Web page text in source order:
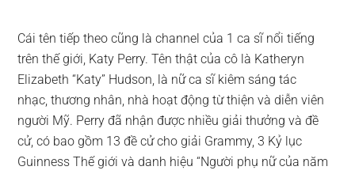
Cái tên tiếp theo cũng là channel của 1 ca sĩ nổi tiếng
trên thế giới, Katy Perry. Tên thật của cô là Katheryn
Elizabeth “Katy” Hudson, là nữ ca sĩ kiêm sáng tác
nhạc, thương nhân, nhà hoạt động từ thiện và diễn viên
người Mỹ. Perry đã nhận được nhiều giải thưởng và đề
cử, có bao gồm 13 đề cử cho giải Grammy, 3 Kỷ lục
Guinness Thế giới và danh hiệu “Người phụ nữ của năm